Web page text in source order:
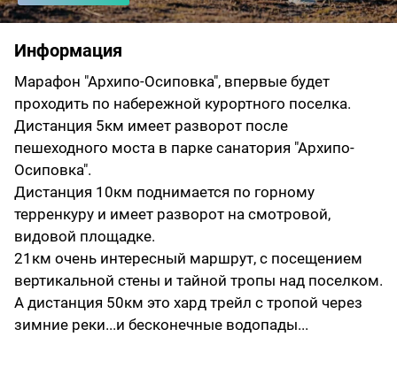
Информация
Марафон "Архипо-Осиповка", впервые будет
проходить по набережной курортного поселка.
Дистанция 5км имеет разворот после
пешеходного моста в парке санатория "Архипо-
Осиповка".
Дистанция 10км поднимается по горному
терренкуру и имеет разворот на смотровой,
видовой площадке.
21км очень интересный маршрут, с посещением
вертикальной стены и тайной тропы над поселком.
А дистанция 50км это хард трейл с тропой через
зимние реки...и бесконечные водопады...